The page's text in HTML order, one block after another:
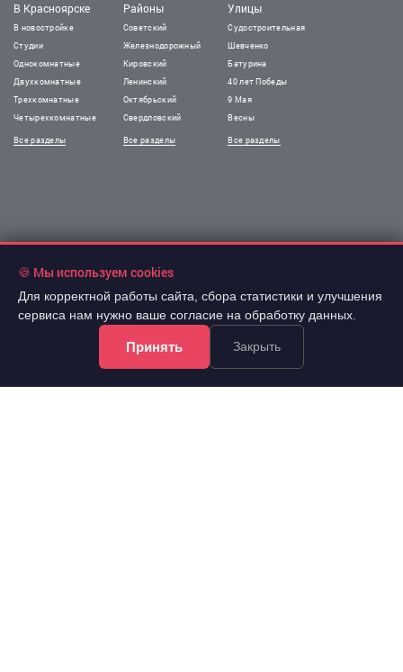
В Красноярске
В новостройке
Студии
Однокомнатные
Двухкомнатные
Трехкомнатные
Четырехкомнатные
Все разделы
Районы
Советский
Железнодорожный
Кировский
Ленинский
Октябрьский
Свердловский
Все разделы
Улицы
Судостроительная
Шевченко
Батурина
40 лет Победы
9 Мая
Весны
Все разделы
🍪 Мы используем cookies
Для корректной работы сайта, сбора статистики и улучшения
сервиса нам нужно ваше согласие на обработку данных.
Принять Закрыть